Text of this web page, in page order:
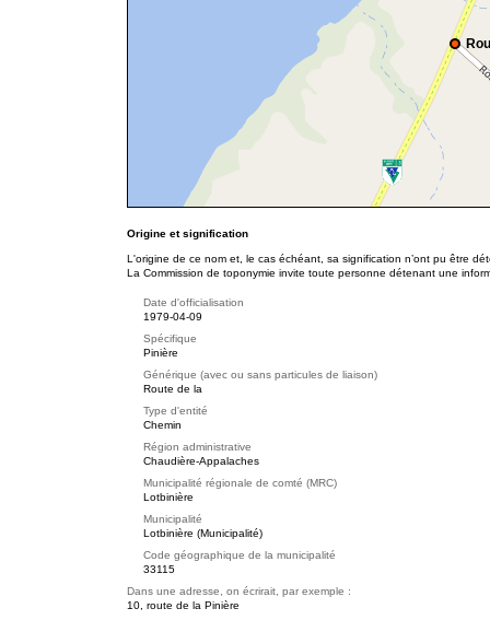
Origine et signification
L'origine de ce nom et, le cas échéant, sa signification n’ont pu être
La Commission de toponymie invite toute personne détenant une
Date d'officialisation
1979-04-09
Spécifique
Pinière
Générique (avec ou sans particules de liaison)
Route de la
Type d'entité
Chemin
Région administrative
Chaudière-Appalaches
Municipalité régionale de comté (MRC)
Lotbinière
Municipalité
Lotbinière (Municipalité)
Code géographique de la municipalité
33115
Dans une adresse, on écrirait, par exemple :
10, route de la Pinière